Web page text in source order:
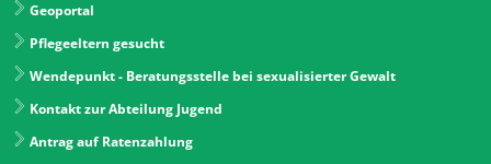
Geoportal
Pflegeeltern gesucht
Wendepunkt - Beratungsstelle bei sexualisierter Gewalt
Kontakt zur Abteilung Jugend
Antrag auf Ratenzahlung